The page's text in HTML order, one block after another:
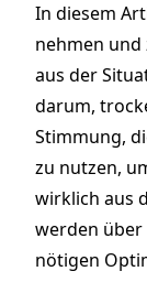
In diesem
nehmen und
aus der
darum,
Stimmung,
zu nutzen,
wirklich aus
werden
nötigen